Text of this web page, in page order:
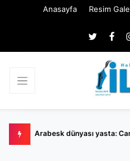
Anasayfa Resim
Arabesk dünyası yasta: